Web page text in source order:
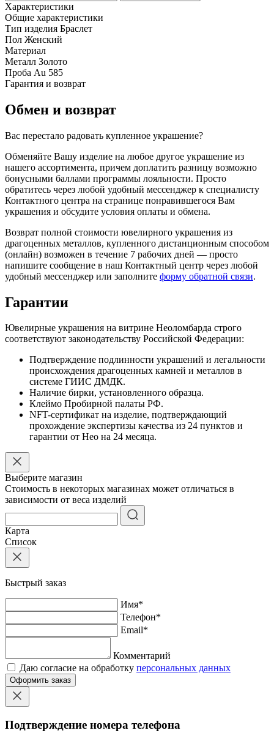
Характеристики
Общие характеристики
Тип изделия Браслет
Пол Женский
Материал
Металл Золото
Проба Au 585
Гарантия и возврат
Обмен и возврат
Вас перестало радовать купленное украшение?
Обменяйте Вашу изделие на любое другое украшение из
нашего ассортимента, причем доплатить разницу возможно
бонусными баллами программы лояльности. Просто
обратитесь через любой удобный мессенджер к специалисту
Контактного центра на странице понравившегося Вам
украшения и обсудите условия оплаты и обмена.
Возврат полной стоимости ювелирного украшения из
драгоценных металлов, купленного дистанционным способом
(онлайн) возможен в течение 7 рабочих дней — просто
напишите сообщение в наш Контактный центр через любой
удобный мессенджер или заполните форму обратной связи.
Гарантии
Ювелирные украшения на витрине Неоломбарда строго
соответствуют законодательству Российской Федерации:
Подтверждение подлинности украшений и легальности
происхождения драгоценных камней и металлов в
системе ГИИС ДМДК.
Наличие бирки, установленного образца.
Клеймо Пробирной палаты РФ.
NFT-сертификат на изделие, подтверждающий
прохождение экспертизы качества из 24 пунктов и
гарантии от Нео на 24 месяца.
Выберите магазин
Стоимость в некоторых магазинах может отличаться в
зависимости от веса изделий
Карта
Список
Быстрый заказ
Имя*
Телефон*
Email*
Комментарий
Даю согласие на обработку персональных данных
Оформить заказ
Подтверждение номера телефона